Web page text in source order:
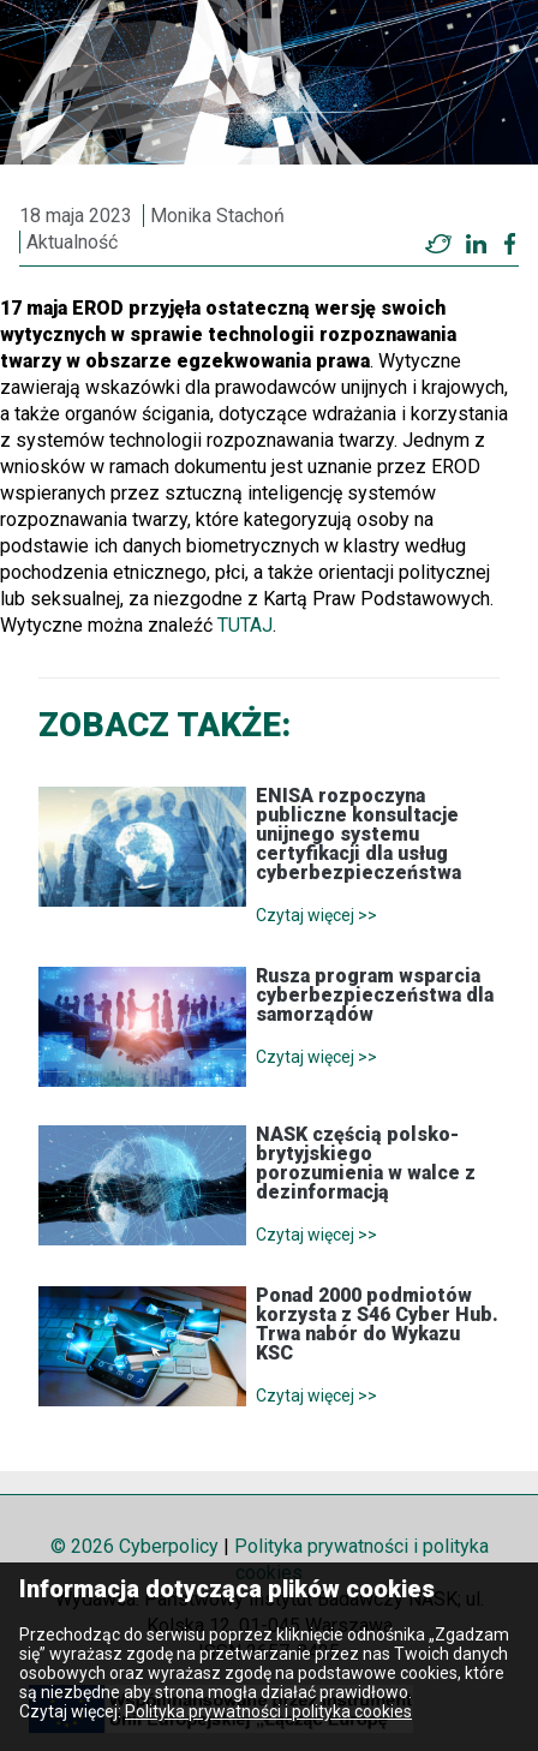
18 maja 2023
Monika Stachoń
Aktualność
Twitter
17 maja EROD przyjęła ostateczną wersję swoich
wytycznych w sprawie technologii rozpoznawania
twarzy w obszarze egzekwowania prawa. Wytyczne
zawierają wskazówki dla prawodawców unijnych i krajowych,
a także organów ścigania, dotyczące wdrażania i korzystania
z systemów technologii rozpoznawania twarzy. Jednym z
wniosków w ramach dokumentu jest uznanie przez EROD
wspieranych przez sztuczną inteligencję systemów
rozpoznawania twarzy, które kategoryzują osoby na
podstawie ich danych biometrycznych w klastry według
pochodzenia etnicznego, płci, a także orientacji politycznej
lub seksualnej, za niezgodne z Kartą Praw Podstawowych.
Wytyczne można znaleźć TUTAJ.
ZOBACZ TAKŻE:
ENISA rozpoczyna
publiczne konsultacje
unijnego systemu
certyfikacji dla usług
cyberbezpieczeństwa
Czytaj więcej >>
Rusza program wsparcia
cyberbezpieczeństwa dla
samorządów
Czytaj więcej >>
NASK częścią polsko-
brytyjskiego
porozumienia w walce z
dezinformacją
Czytaj więcej >>
Ponad 2000 podmiotów
korzysta z S46 Cyber Hub.
Trwa nabór do Wykazu
KSC
Czytaj więcej >>
© 2026 Cyberpolicy | Polityka prywatności i polityka
cookies
Wydawca: Państwowy Instytut Badawczy NASK; ul.
Kolska 12, 01-045 Warszawa
ISSN 2657-8425
Informacja dotycząca plików cookies
Przechodząc do serwisu poprzez kliknięcie odnośnika „Zgadzam
się” wyrażasz zgodę na przetwarzanie przez nas Twoich danych
osobowych oraz wyrażasz zgodę na podstawowe cookies, które
są niezbędne aby strona mogła działać prawidłowo.
Czytaj więcej: Polityka prywatności i polityka cookies